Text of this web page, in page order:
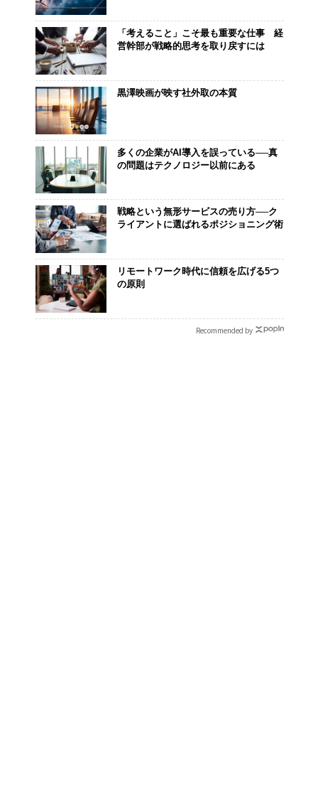
「考えること」こそ最も重要な仕事 経
営幹部が戦略的思考を取り戻すには
黒澤映画が映す社外取の本質
多くの企業がAI導入を誤っている──真
の問題はテクノロジー以前にある
戦略という無形サービスの売り方──ク
ライアントに選ばれるポジショニング術
リモートワーク時代に信頼を広げる5つ
の原則
Recommended by